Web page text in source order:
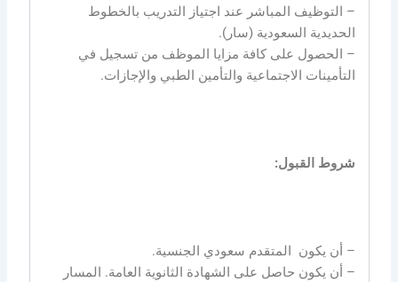
– التوظيف المباشر عند اجتياز التدريب بالخطوط
الحديدية السعودية (سار).
– الحصول على كافة مزايا الموظف من تسجيل في
التأمينات الاجتماعية والتأمين الطبي والإجازات.
شروط القبول:
– أن يكون المتقدم سعودي الجنسية.
– أن يكون حاصل على الشهادة الثانوية العامة. المسار